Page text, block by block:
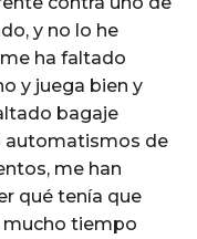
y no lo he
ha faltado
y juega bien y
bagaje
automatismos de
me han
qué tenía que
mucho tiempo